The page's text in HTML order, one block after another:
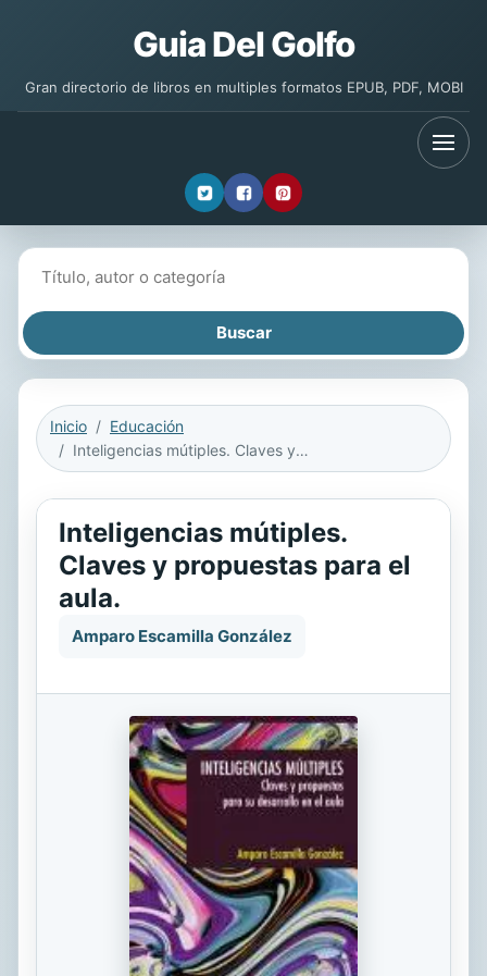
Guia Del Golfo
Gran directorio de libros en multiples formatos EPUB, PDF, MOBI
Inicio
Educación
Inteligencias mútiples. Claves y propuestas para el aula.
Inteligencias mútiples.
Claves y propuestas para el
aula.
Amparo Escamilla González